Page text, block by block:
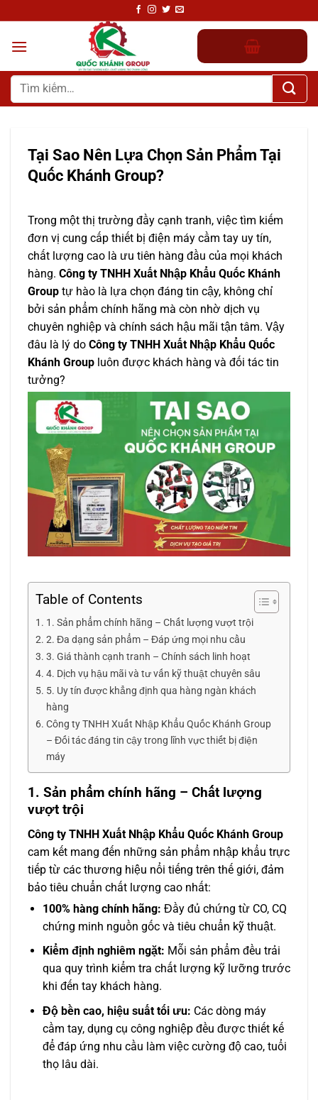
đến
nội
Tìm
kiếm:
Tại Sao Nên Lựa Chọn Sản Phẩm Tại
Quốc Khánh Group?
Trong một thị trường đầy cạnh tranh, việc tìm kiếm
đơn vị cung cấp thiết bị điện máy cầm tay uy tín,
chất lượng cao là ưu tiên hàng đầu của mọi khách
hàng. Công ty TNHH Xuất Nhập Khẩu Quốc Khánh
Group tự hào là lựa chọn đáng tin cậy, không chỉ
bởi sản phẩm chính hãng mà còn nhờ dịch vụ
chuyên nghiệp và chính sách hậu mãi tận tâm. Vậy
đâu là lý do Công ty TNHH Xuất Nhập Khẩu Quốc
Khánh Group luôn được khách hàng và đối tác tin
tưởng?
Table of Contents
1. Sản phẩm chính hãng – Chất lượng vượt trội
2. Đa dạng sản phẩm – Đáp ứng mọi nhu cầu
3. Giá thành cạnh tranh – Chính sách linh hoạt
4. Dịch vụ hậu mãi và tư vấn kỹ thuật chuyên sâu
5. Uy tín được khẳng định qua hàng ngàn khách
hàng
Công ty TNHH Xuất Nhập Khẩu Quốc Khánh Group
– Đối tác đáng tin cậy trong lĩnh vực thiết bị điện
máy
1. Sản phẩm chính hãng – Chất lượng
vượt trội
Công ty TNHH Xuất Nhập Khẩu Quốc Khánh Group
cam kết mang đến những sản phẩm nhập khẩu trực
tiếp từ các thương hiệu nổi tiếng trên thế giới, đảm
bảo tiêu chuẩn chất lượng cao nhất:
100% hàng chính hãng: Đầy đủ chứng từ CO, CQ
chứng minh nguồn gốc và tiêu chuẩn kỹ thuật.
Kiểm định nghiêm ngặt: Mỗi sản phẩm đều trải
qua quy trình kiểm tra chất lượng kỹ lưỡng trước
khi đến tay khách hàng.
Độ bền cao, hiệu suất tối ưu: Các dòng máy
cầm tay, dụng cụ công nghiệp đều được thiết kế
để đáp ứng nhu cầu làm việc cường độ cao, tuổi
thọ lâu dài.